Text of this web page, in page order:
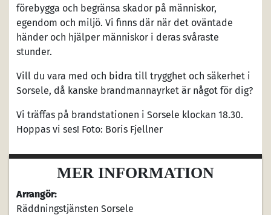
förebygga och begränsa skador på människor,
egendom och miljö. Vi finns där när det oväntade
händer och hjälper människor i deras svåraste
stunder.
Vill du vara med och bidra till trygghet och säkerhet i
Sorsele, då kanske brandmannayrket är något för dig?
Vi träffas på brandstationen i Sorsele klockan 18.30.
Hoppas vi ses! Foto: Boris Fjellner
MER INFORMATION
Arrangör:
Räddningstjänsten Sorsele